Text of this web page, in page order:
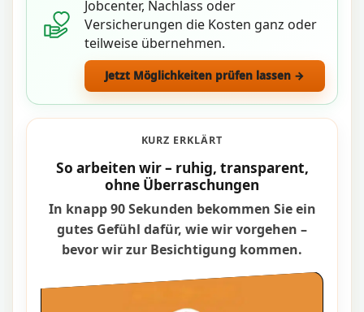
Jobcenter, Nachlass oder
Versicherungen die Kosten ganz oder
teilweise übernehmen.
Jetzt Möglichkeiten prüfen lassen →
KURZ ERKLÄRT
So arbeiten wir – ruhig, transparent,
ohne Überraschungen
In knapp 90 Sekunden bekommen Sie ein
gutes Gefühl dafür, wie wir vorgehen –
bevor wir zur Besichtigung kommen.